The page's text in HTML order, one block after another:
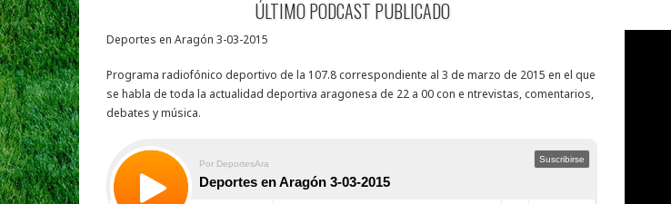
ÚLTIMO PODCAST PUBLICADO
Deportes en Aragón 3-03-2015
Programa radiofónico deportivo de la 107.8 correspondiente al 3 de marzo de 2015 en el que
se habla de toda la actualidad deportiva aragonesa de 22 a 00 con e ntrevistas, comentarios,
debates y música.